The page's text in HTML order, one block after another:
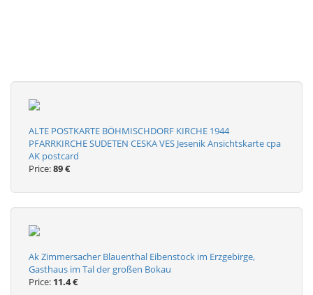
ALTE POSTKARTE BÖHMISCHDORF KIRCHE 1944
PFARRKIRCHE SUDETEN CESKA VES Jesenik Ansichtskarte cpa
AK postcard
Price:89 €
Ak Zimmersacher Blauenthal Eibenstock im Erzgebirge,
Gasthaus im Tal der großen Bokau
Price: 11.4 €